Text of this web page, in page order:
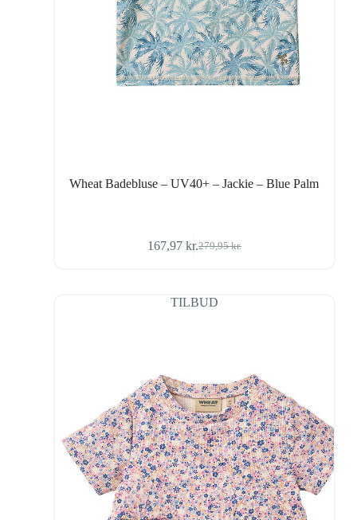
Wheat Badebluse – UV40+ – Jackie – Blue Palm
279,95kr.
Den
var:
279,95 kr..
167,97 kr.Den
er:
167,97 kr..
TILBUD